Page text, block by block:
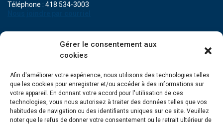
Gérer le consentement aux
cookies
Afin d'améliorer votre expérience, nous utilisons des technologies telles
que les cookies pour enregistrer et/ou accéder à des informations sur
votre appareil. En donnant votre accord pour l'utilisation de ces
technologies, vous nous autorisez à traiter des données telles que vos
habitudes de navigation ou des identifiants uniques sur ce site. Veuillez
noter que le refus de donner votre consentement ou le retrait ultérieur de
Téléphone : 418 534-3003
471A, boulevard Perron
Maria (Québec) G0C 1Y0
POINT DE SERVICE DE GRANDE-RIVIÈRE
134, Grande Allée Est
Grande-Rivière (Québec) G0C 1V0
Téléphone : 418 385-3499